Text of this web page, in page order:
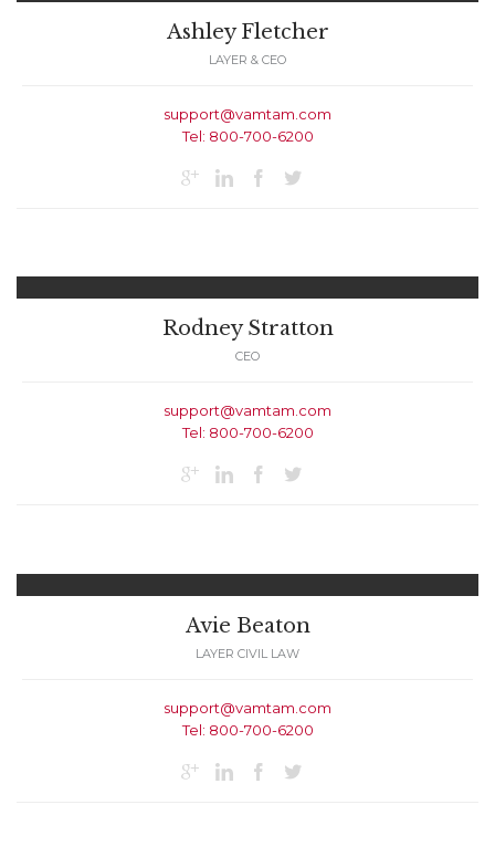
Ashley Fletcher
LAYER & CEO
support@vamtam.com
Tel: 800-700-6200
   
Rodney Stratton
CEO
support@vamtam.com
Tel: 800-700-6200
   
Avie Beaton
LAYER CIVIL LAW
support@vamtam.com
Tel: 800-700-6200
   